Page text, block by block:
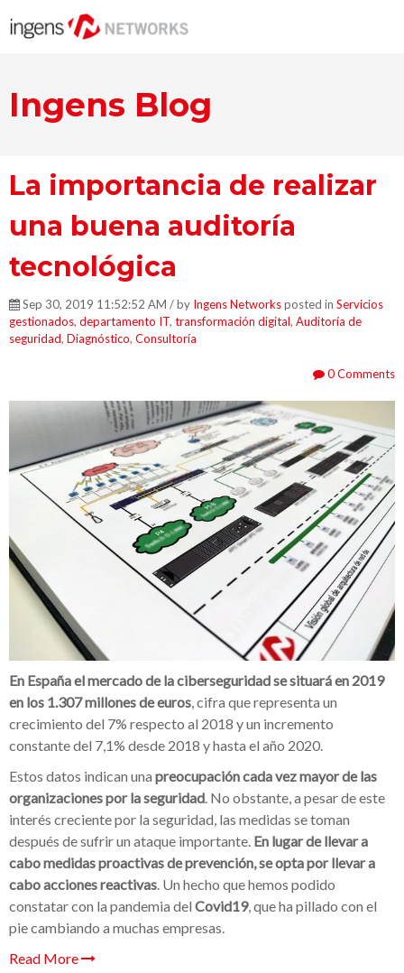
Ingens Blog
La importancia de realizar
una buena auditoría
tecnológica
Sep 30, 2019 11:52:52 AM / by Ingens Networksposted in Servicios
gestionados, departamento IT, transformación digital, Auditoría de
seguridad, Diagnóstico, Consultoría
0 Comments
En España el mercado de la ciberseguridad se situará en 2019
en los 1.307 millones de euros, cifra que representa un
crecimiento del 7% respecto al 2018 y un incremento
constante del 7,1% desde 2018 y hasta el año 2020.
Estos datos indican una preocupación cada vez mayor de las
organizaciones por la seguridad. No obstante, a pesar de este
interés creciente por la seguridad, las medidas se toman
después de sufrir un ataque importante. En lugar de llevar a
cabo medidas proactivas de prevención, se opta por llevar a
cabo acciones reactivas. Un hecho que hemos podido
constatar con la pandemia del Covid19, que ha pillado con el
pie cambiando a muchas empresas.
Read More